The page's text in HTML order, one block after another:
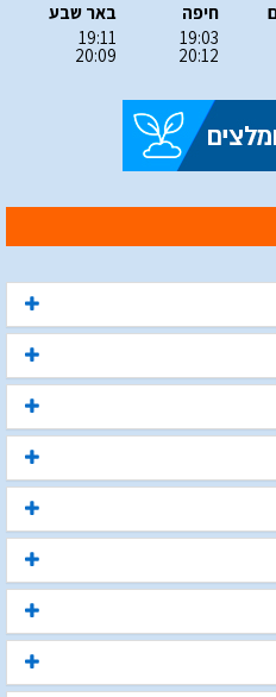
חיפה
19:03
20:12
באר שבע
19:11
20:09